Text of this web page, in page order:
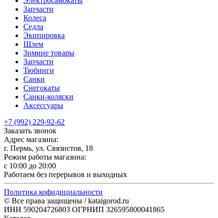
Запчасти
Колеса
Седла
Экипировка
Шлем
Зимние товары
Запчасти
Тюбинги
Санки
Снегокаты
Санки-коляски
Аксессуары
+7 (992) 229-92-62
Заказать звонок
Адрес магазина:
г. Пермь, ул. Связистов, 18
Режим работы магазина:
с 10:00 до 20:00
Работаем без перерывов и выходных
Политика кофидициальности
© Все права защищены / kataigorod.ru
ИНН 590204726803 ОГРНИП 326595800041865